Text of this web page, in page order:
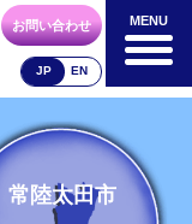
MENU
空港送迎以外
料金表
お問い合わせ
JP EN
MENU
常陸太田市